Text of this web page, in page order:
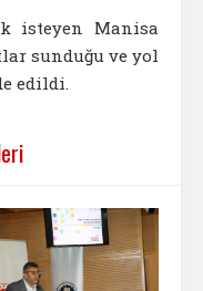
isteyen Manisa
sunduğu ve yol
edildi.